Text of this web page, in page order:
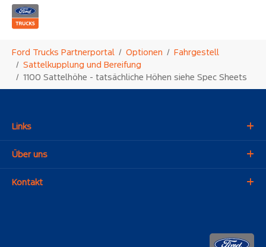
Ford Trucks Partnerportal Optionen
Fahrgestell
Sattelkupplung und Bereifung
1100 Sattelhöhe - tatsächliche Höhen siehe Spec Sheets
Links
Über uns
Kontakt